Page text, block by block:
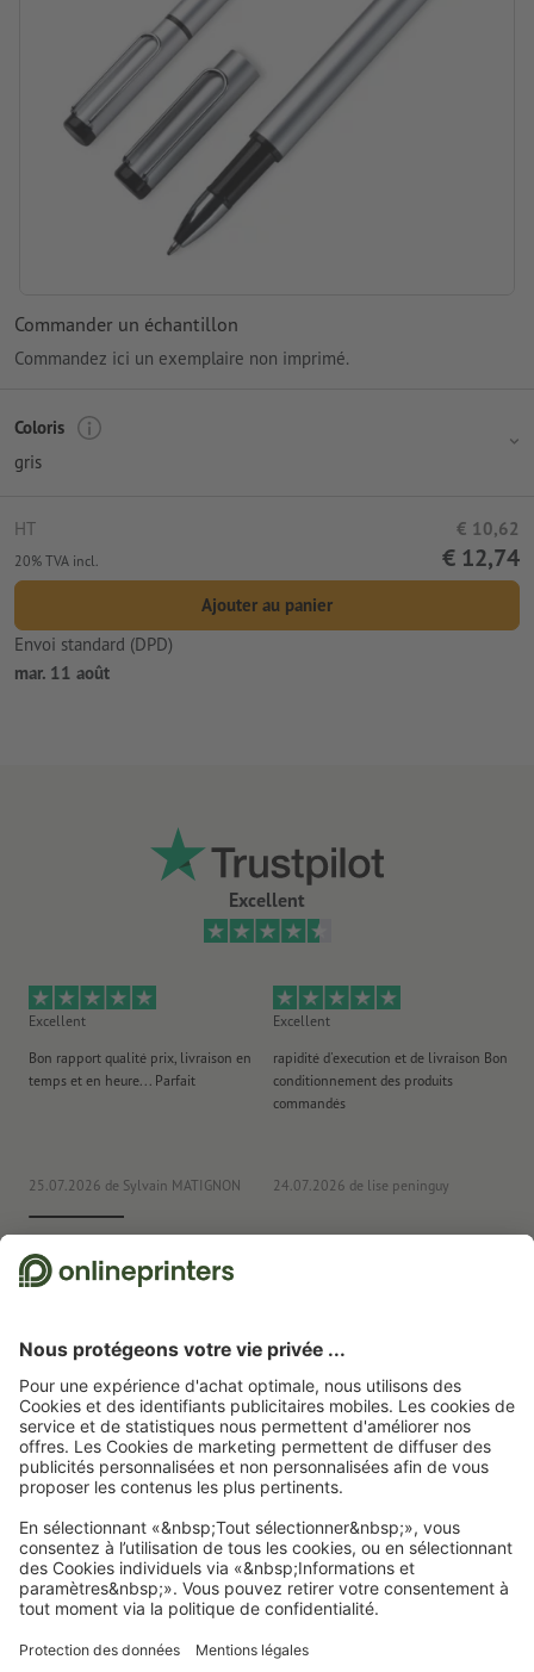
Commander un échantillon
Commandez ici un exemplaire non imprimé.
Coloris
gris
HT € 10,62
20% TVA incl. € 12,74
Ajouter au panier
Envoi standard (DPD)
mar. 11 août
Excellent
Excellent
Bon rapport qualité prix, livraison en
temps et en heure... Parfait
25.07.2026 de Sylvain MATIGNON
Excellent
rapidité d'execution et de livraison Bon
conditionnement des produits
commandés
24.07.2026 de lise peninguy
évaluations. Vous trouvereziciles mesures prises par Trustpilot pour garantir
Page d'accueil Articles publicitaires Bureau
Stylos, crayons et marqueurs
Surligneurs
Stylos-Duo en métal Getafe
À propos de nous
15 %